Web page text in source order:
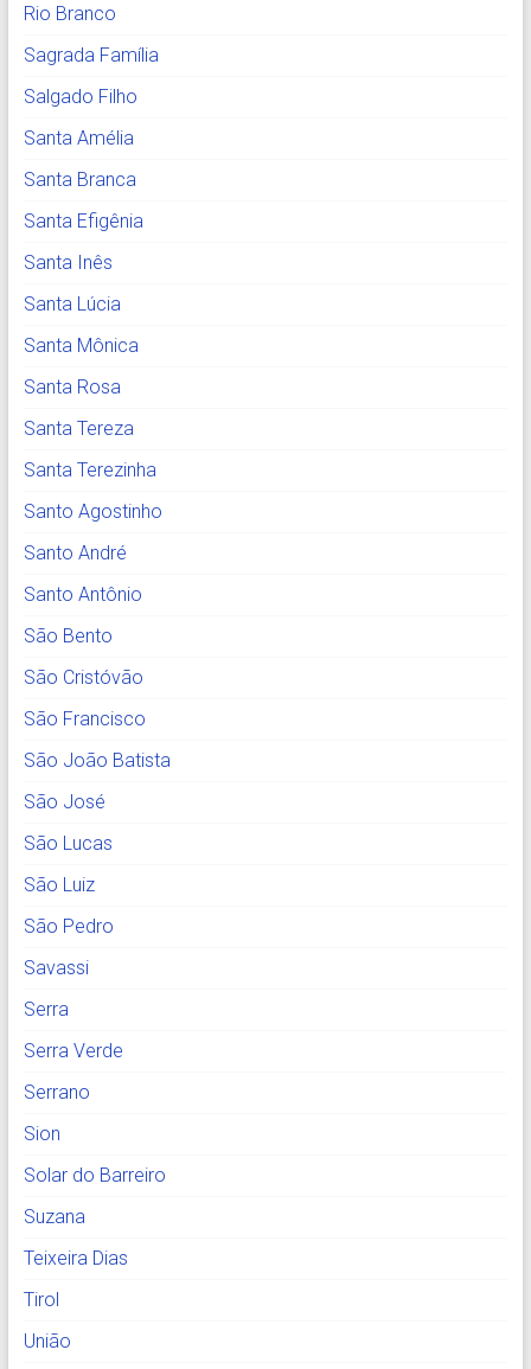
Rio Branco
Sagrada Família
Salgado Filho
Santa Amélia
Santa Branca
Santa Efigênia
Santa Inês
Santa Lúcia
Santa Mônica
Santa Rosa
Santa Tereza
Santa Terezinha
Santo Agostinho
Santo André
Santo Antônio
São Bento
São Cristóvão
São Francisco
São João Batista
São José
São Lucas
São Luiz
São Pedro
Savassi
Serra
Serra Verde
Serrano
Sion
Solar do Barreiro
Suzana
Teixeira Dias
Tirol
União